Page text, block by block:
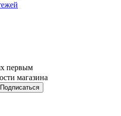
первым
магазина